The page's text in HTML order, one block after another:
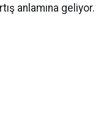
anlamına geliyor.